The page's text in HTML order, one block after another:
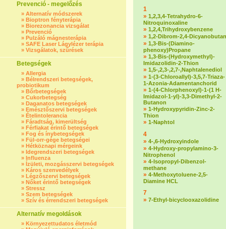
Prevenció - megelőzés
» Alternatív módszerek
» Bioptron fényterápia
» Biorezonancia vizsgálat
» Prevenció
» Pulzáló mágnesterápia
» SAFE Laser Lágylézer terápia
» Vizsgálatok, szűrések
Betegségek
» Allergia
» Bélrendszeri betegségek,
probiotikum
» Bőrbetegségek
» Cukorbetegség
» Daganatos betegségek
» Emésztőszervi betegségek
» Ételintolerancia
» Fáradtság, kimerültség
» Férfiakat érintő betegségek
» Fog és ínybetegségek
» Fül-orr-gége betegségei
» Hétköznapi mérgeink
» Idegrendszeri betegségek
» Influenza
» Ízületi, mozgásszervi betegségek
» Káros szenvedélyek
» Légzőszervi betegségek
» Nőket érintő betegségek
» Stressz
» Szem betegségek
» Szív és érrendszeri betegségek
Alternatív megoldások
» Környezettudatos életmód
1
» 1,2,3,4-Tetrahydro-6-
Nitroquinoxaline
» 1,2,4,Trihydroxybenzene
» 1,2-Dibrom-2,4-Dicyanobutan
» 1,3-Bis-(Diamino-
phenoxy)Propane
» 1,3-Bis-(Hydroxymethyl)-
Imidazolidin-2-Thion
» 1,5-,2,3-,2,7-,Naphtalenediol
» 1-(3-Chloroallyl)-3,5,7-Triaza-
1-Azonia-Adamentanchorid
» 1-(4-Chlorphenoxyl)-1-(1 H-
Imidazol-1-yl)-3,3-Dimethyl-2-
Butanon
» 1-Hydroxypyridin-Zinc-2-
Thion
» 1-Naphtol
4
» 4-,6-Hydroxyindole
» 4-Hydroxy-propylamino-3-
Nitrophenol
» 4-Isopropyl-Dibenzol-
methane
» 4-Methoxytoluene-2,5-
Diamine HCL
7
» 7-Ethyl-bicyclooxazolidine